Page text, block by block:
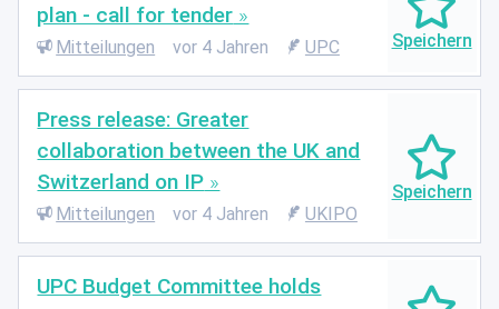
plan - call for tender
Mitteilungen vor 4 Jahren UPC
Press release: Greater
collaboration between the UK and
Switzerland on IP
Mitteilungen vor 4 Jahren UKIPO
UPC Budget Committee holds